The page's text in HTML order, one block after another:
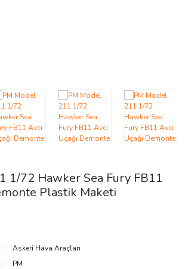
1/72 Hawker Sea Fury FB11
Plastik Maketi
Askeri Hava Araçları
PM